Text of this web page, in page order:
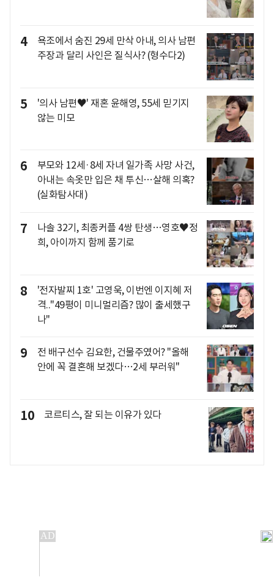
4
욕조에서 숨진 29세 만삭 아내, 의사 남편
주장과 달리 사인은 질식사? (형수다2)
5
'의사 남편♥' 재혼 윤해영, 55세 믿기지
않는 미모
6
부모와 12세·8세 자녀 일가족 사망 사건,
아내는 속옷만 입은 채 투신…살해 의혹?
(실화탐사대)
7
나솔 32기, 최종커플 4쌍 탄생…영호♥정
희, 아이까지 함께 품기로
8
'전자발찌 1호' 고영욱, 이번엔 이지혜 저
격.."49평이 미니멀리즘? 많이 출세했구
나"
9
전 배구선수 김요한, 건물주였어? "올해
안에 꼭 결혼해 보겠다…2세 부러워"
10 코르티스, 잘 되는 이유가 있다